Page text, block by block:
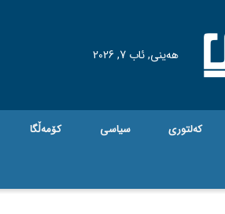
هه‌ینی, ئاب 7, 2026
کەلتوری سیاسی کۆمەڵگا